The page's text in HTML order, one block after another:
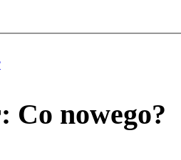
Co nowego?